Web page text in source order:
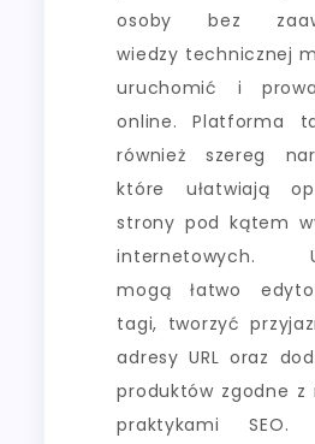
osoby bez
wiedzy technicznej
uruchomić i
online. Platforma
również szereg
które ułatwiają
strony pod kątem
internetowych.
mogą łatwo
tagi, tworzyć
adresy URL oraz
produktów zgodne z
praktykami SEO.